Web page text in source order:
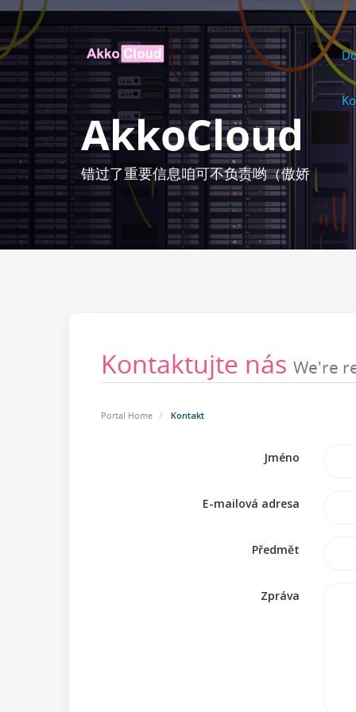
AkkoCloud
错过了重要信息咱可不负责哟（傲娇
Kontaktujte nás We're
Portal Home Kontakt
Jméno
E-mailová adresa
Předmět
Zpráva